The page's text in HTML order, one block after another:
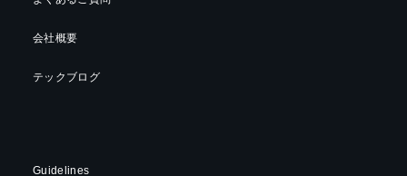
会社概要
テックブログ
Guidelines